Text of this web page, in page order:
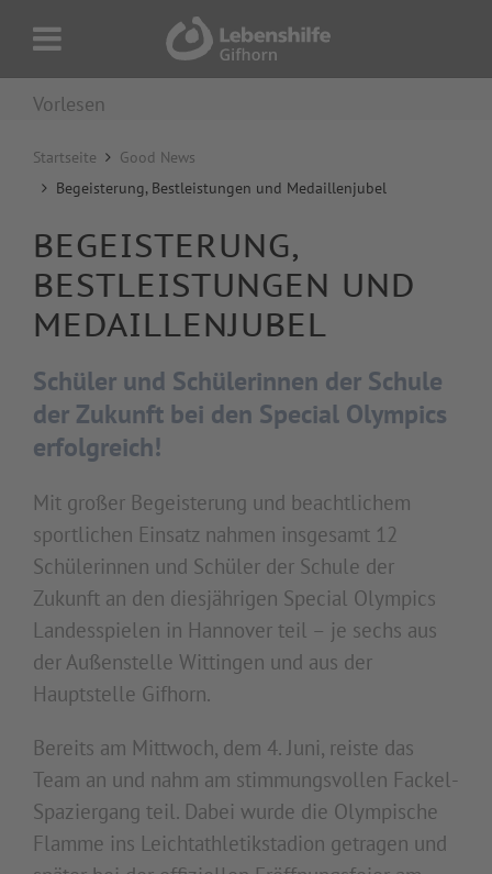
Vorlesen
Startseite
Good News
Begeisterung, Bestleistungen und Medaillenjubel
BEGEISTERUNG,
BESTLEISTUNGEN UND
MEDAILLENJUBEL
Schüler und Schülerinnen der Schule
der Zukunft bei den Special Olympics
erfolgreich!
Mit großer Begeisterung und beachtlichem
sportlichen Einsatz nahmen insgesamt 12
Schülerinnen und Schüler der Schule der
Zukunft an den diesjährigen Special Olympics
Landesspielen in Hannover teil – je sechs aus
der Außenstelle Wittingen und aus der
Hauptstelle Gifhorn.
Bereits am Mittwoch, dem 4. Juni, reiste das
Team an und nahm am stimmungsvollen Fackel-
Spaziergang teil. Dabei wurde die Olympische
Flamme ins Leichtathletikstadion getragen und